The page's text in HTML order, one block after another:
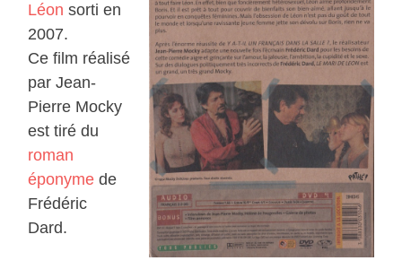
Léon sorti en
2007.
Ce film réalisé
par Jean-
Pierre Mocky
est tiré du
roman
éponyme de
Frédéric
Dard.